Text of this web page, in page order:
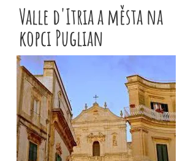
Valle d'Itria a města na
kopci Puglian